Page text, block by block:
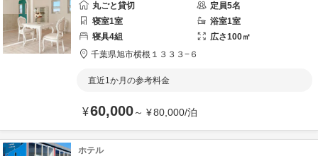
丸ごと貸切
定員5名
寝室1室 浴室1室
寝具4組 広さ100㎡
千葉県旭市横根１３３３−６
直近1か月の参考料金
¥60,000～ ¥80,000/泊
ホテル